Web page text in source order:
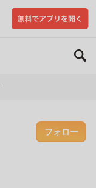
フォロー